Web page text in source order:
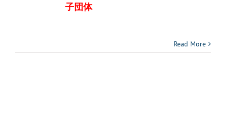
子団体
Read More